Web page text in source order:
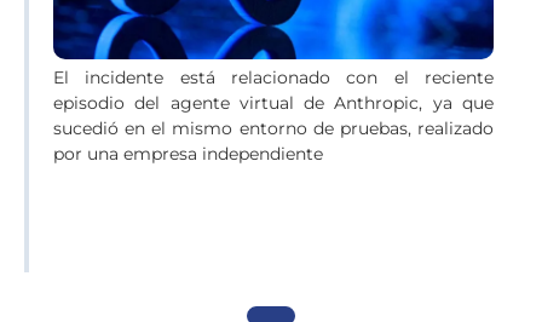
El incidente está relacionado con el reciente
episodio del agente virtual de Anthropic, ya que
sucedió en el mismo entorno de pruebas, realizado
por una empresa independiente